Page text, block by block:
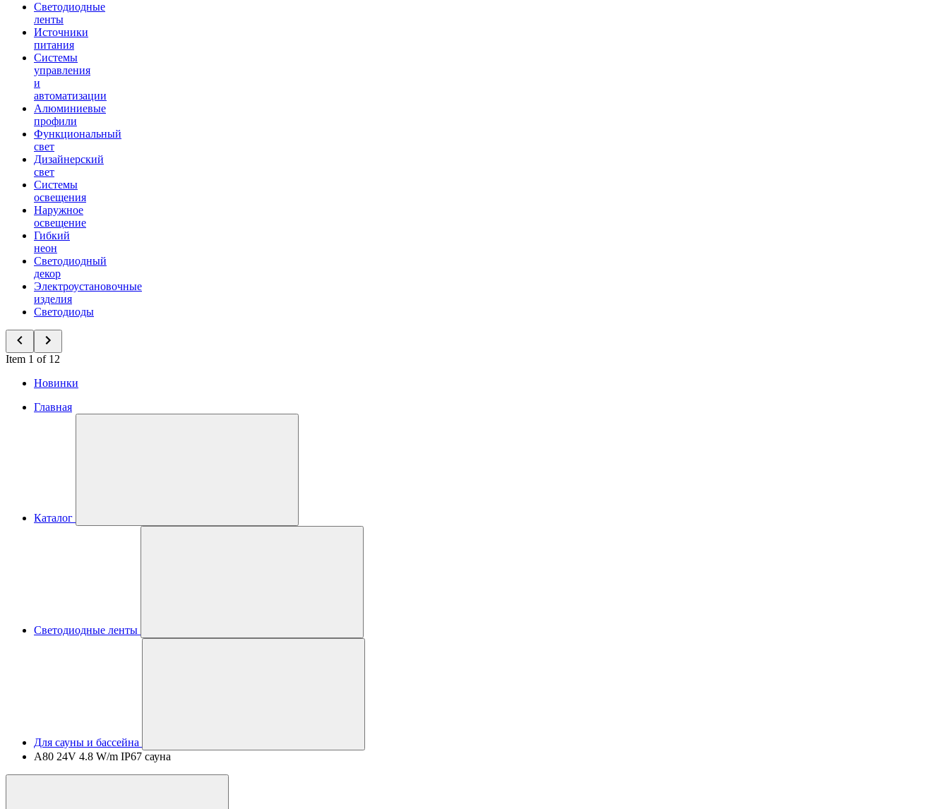
Светодиодные
ленты
Источники
питания
Системы
управления
и
автоматизации
Алюминиевые
профили
Функциональный
свет
Дизайнерский
свет
Системы
освещения
Наружное
освещение
Гибкий
неон
Светодиодный
декор
Электроустановочные
изделия
Светодиоды
Item 1 of 12
Новинки
Главная
Каталог
Светодиодные ленты
Для сауны и бассейна
A80 24V 4.8 W/m IP67 сауна